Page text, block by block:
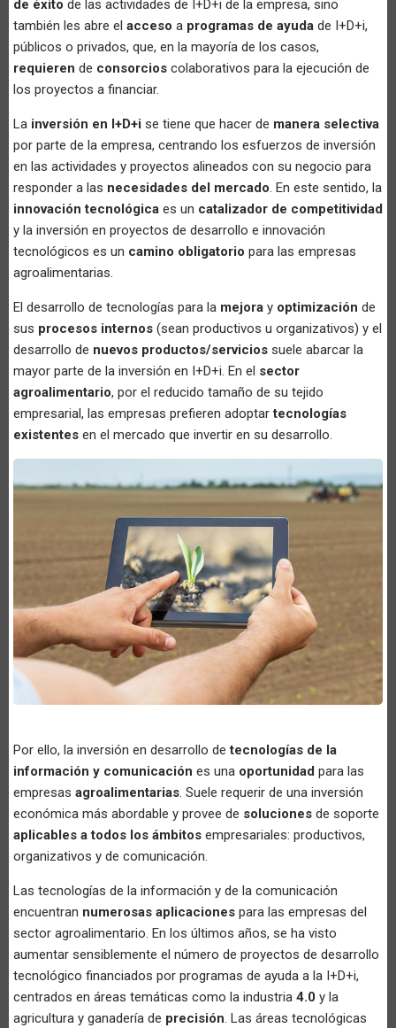
de éxito de las actividades de I+D+i de la empresa, sino
también les abre el acceso a programas de ayuda de I+D+i,
públicos o privados, que, en la mayoría de los casos,
requieren de consorcios colaborativos para la ejecución de
los proyectos a financiar.
La inversión en I+D+i se tiene que hacer de manera selectiva
por parte de la empresa, centrando los esfuerzos de inversión
en las actividades y proyectos alineados con su negocio para
responder a las necesidades del mercado. En este sentido, la
innovación tecnológica es un catalizador de competitividad
y la inversión en proyectos de desarrollo e innovación
tecnológicos es un camino obligatorio para las empresas
agroalimentarias.
El desarrollo de tecnologías para la mejora y optimización de
sus procesos internos (sean productivos u organizativos) y el
desarrollo de nuevos productos/servicios suele abarcar la
mayor parte de la inversión en I+D+i. En el sector
agroalimentario, por el reducido tamaño de su tejido
empresarial, las empresas prefieren adoptartecnologías
existentes en el mercado que invertir en su desarrollo.
Por ello, la inversión en desarrollo detecnologías de la
información y comunicación es una oportunidad para las
empresas agroalimentarias. Suele requerir de una inversión
económica más abordable y provee de soluciones de soporte
aplicables a todos los ámbitos empresariales: productivos,
organizativos y de comunicación.
Las tecnologías de la información y de la comunicación
encuentran numerosas aplicaciones para las empresas del
sector agroalimentario. En los últimos años, se ha visto
aumentar sensiblemente el número de proyectos de desarrollo
tecnológico financiados por programas de ayuda a la I+D+i,
centrados en áreas temáticas como la industria 4.0 y la
agricultura y ganadería de precisión. Las áreas tecnológicas